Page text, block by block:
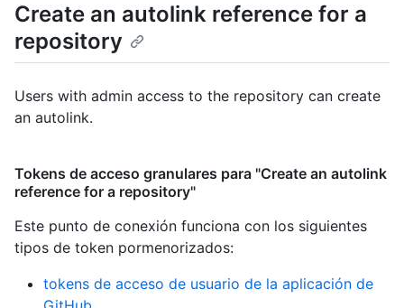
Create an autolink reference for a
repository
Users with admin access to the repository can create
an autolink.
Tokens de acceso granulares para "Create an autolink
reference for a repository"
Este punto de conexión funciona con los siguientes
tipos de token pormenorizados:
tokens de acceso de usuario de la aplicación de